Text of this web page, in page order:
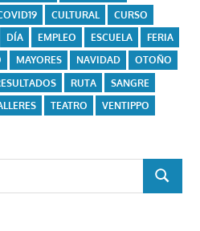
CULTURAL
CURSO
DÍA EMPLEO ESCUELA
FERIA
MAYORES NAVIDAD
OTOÑO
RUTA
SANGRE
TEATRO
VENTIPPO
BUSCAR